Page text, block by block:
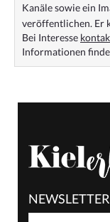
Kanäle sowie ein
veröffentlichen. Er
Bei Interesse
Informationen